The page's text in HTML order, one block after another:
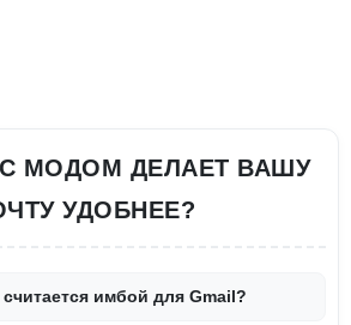
С МОДОМ ДЕЛАЕТ ВАШУ
УДОБНЕЕ?
имбой для Gmail?